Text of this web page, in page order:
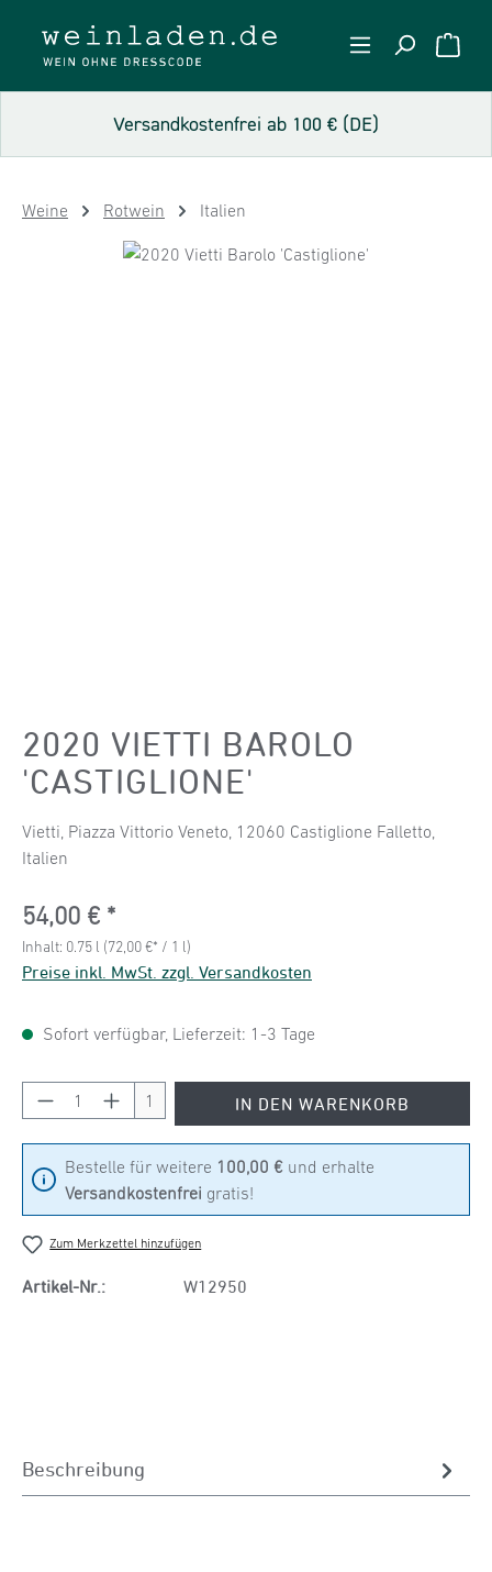
Zum Hauptinhalt springen
Versandkostenfrei ab 100 € (DE)
Weine Rotwein Italien
Bildergalerie überspringen
2020 VIETTI BAROLO
'CASTIGLIONE'
Vietti, Piazza Vittorio Veneto, 12060 Castiglione Falletto,
Italien
Regulärer Preis:
54,00 €
Inhalt: 0.75 l (72,00 €* / 1 l)
Preise inkl. MwSt. zzgl. Versandkosten
Sofort verfügbar, Lieferzeit: 1-3 Tage
Produkt Anzahl: Gib den gewünschten Wert
1 IN DEN WARENKORB
Bestelle für weitere 100,00 € und erhalte
Versandkostenfrei gratis!
Zum Merkzettel hinzufügen
Artikel-Nr.: W12950
Beschreibung